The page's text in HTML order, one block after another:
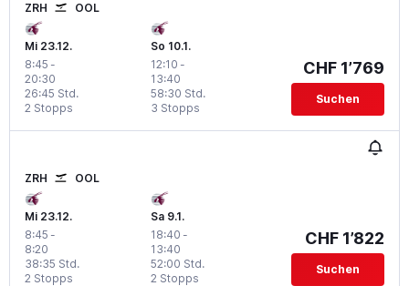
ZRH OOL
Mi 23.12.
8:45 -
20:30
2 Stopps
26:45 Std.
So 10.1.
12:10 -
13:40
3 Stopps
58:30 Std.
CHF 1’769
Suchen
ZRH OOL
Mi 23.12.
8:45 -
8:20
2 Stopps
38:35 Std.
Sa 9.1.
18:40 -
13:40
2 Stopps
52:00 Std.
CHF 1’822
Suchen